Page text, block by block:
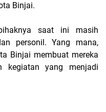
Binjai.
saat ini masih
personil. Yang mana,
Binjai membuat mereka
kegiatan yang menjadi